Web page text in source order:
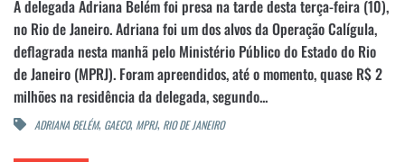
A delegada Adriana Belém foi presa na tarde desta terça-feira (10),
no Rio de Janeiro. Adriana foi um dos alvos da Operação Calígula,
deflagrada nesta manhã pelo Ministério Público do Estado do Rio
de Janeiro (MPRJ). Foram apreendidos, até o momento, quase R$ 2
milhões na residência da delegada, segundo...
ADRIANA BELÉM, GAECO, MPRJ, RIO DE JANEIRO